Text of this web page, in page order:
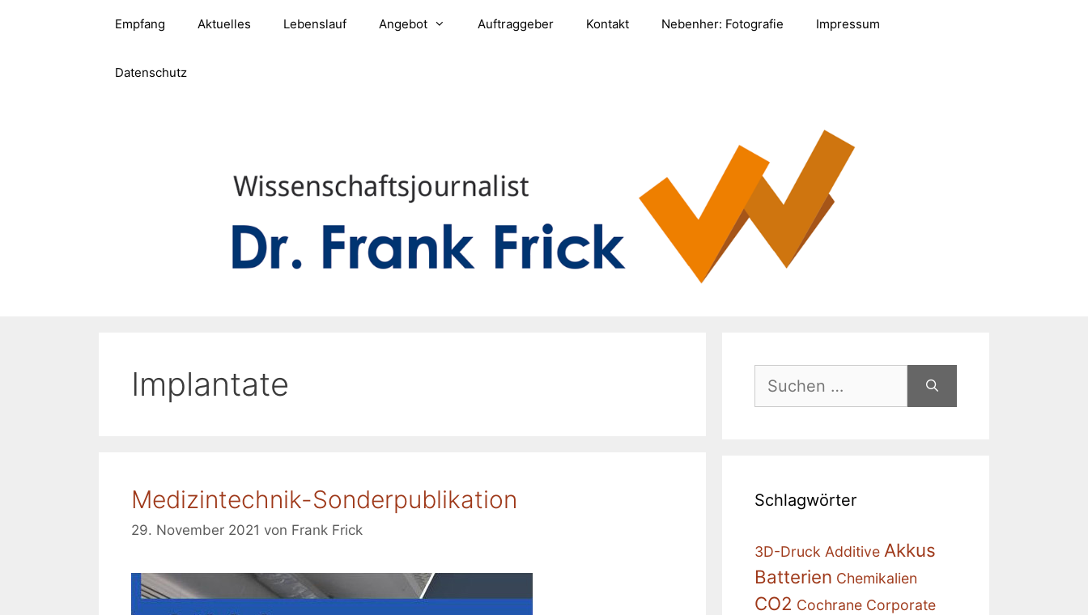
Empfang Aktuelles Lebenslauf Angebot Auftraggeber Kontakt Nebenher: Fotografie Impressum
Datenschutz
Implantate
Medizintechnik-Sonderpublikation
29. November 2021 von Frank Frick
nach:
Schlagwörter
3D-Druck Additive Akkus
Batterien Chemikalien
CO2 Cochrane Corporate